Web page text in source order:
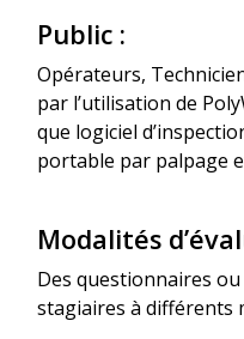
Public :
Opérateurs,
par l’utilisation de
que logiciel
portable par palpage
Modalités
Des questionnaires
stagiaires à différents